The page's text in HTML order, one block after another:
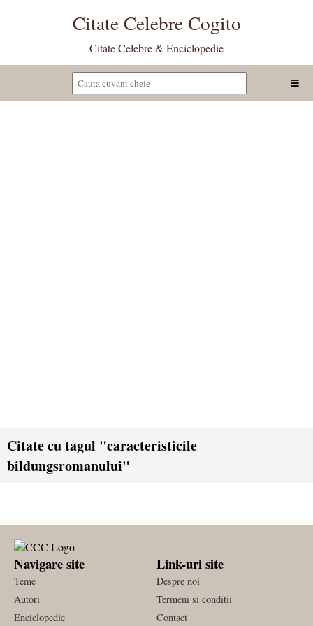
Citate Celebre Cogito
Citate Celebre & Enciclopedie
Citate cu tagul "caracteristicile
bildungsromanului"
Navigare site
Teme
Autori
Enciclopedie
Link-uri site
Despre noi
Termeni si conditii
Contact